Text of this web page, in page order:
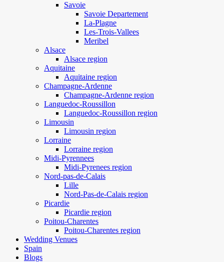
Savoie
Savoie Departement
La-Plagne
Les-Trois-Vallees
Meribel
Alsace
Alsace region
Aquitaine
Aquitaine region
Champagne-Ardenne
Champagne-Ardenne region
Languedoc-Roussillon
Languedoc-Roussillon region
Limousin
Limousin region
Lorraine
Lorraine region
Midi-Pyrennees
Midi-Pyrenees region
Nord-pas-de-Calais
Lille
Nord-Pas-de-Calais region
Picardie
Picardie region
Poitou-Charentes
Poitou-Charentes region
Wedding Venues
Spain
Blogs